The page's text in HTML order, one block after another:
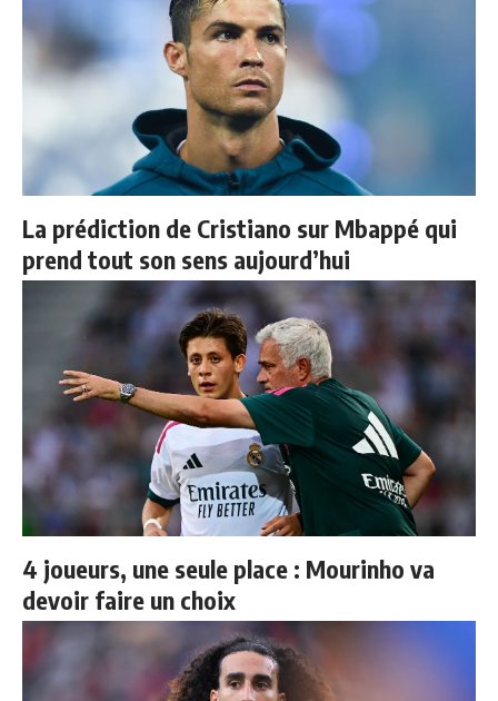
La prédiction de Cristiano sur Mbappé qui
prend tout son sens aujourd’hui
4 joueurs, une seule place : Mourinho va
devoir faire un choix